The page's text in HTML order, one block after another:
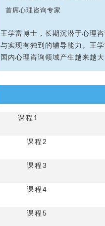
首席心理咨询专家
王学富博士，长期沉潜于心理
与实现有独到的辅导能力。王
国内心理咨询领域产生越来越大
课程1
课程2
课程3
课程4
课程5